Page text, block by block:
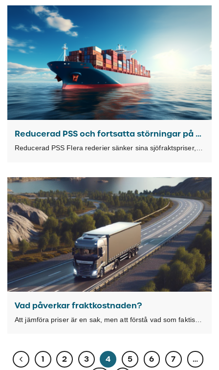
Reducerad PSS och fortsatta störningar på kontinenten
Reducerad PSS Flera rederier sänker sina sjöfraktspriser, vilket gör det möjligt för oss att reducera
Vad påverkar fraktkostnaden?
Att jämföra priser är en sak, men att förstå vad som faktiskt ligger till grund
1 2 3 4 5 6 7
…